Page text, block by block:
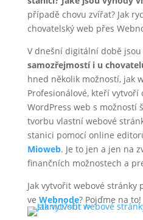
případě chovu zvířat? Jak
chovatelský web přes
V dnešní digitální době jsou
samozřejmostí i u
hned několik možností, jak
Profesionálové, kteří vytvoří
WordPress web s možností
tvorbu vlastní webové
stanici pomocí online
Mioweb. Je to jen a jen na
finančních možnostech a
Jak vytvořit webové stránky
ve Webnode? Pojďme na to!